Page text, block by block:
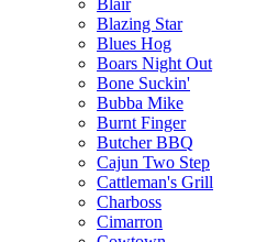
Blair
Blazing Star
Blues Hog
Boars Night Out
Bone Suckin'
Bubba Mike
Burnt Finger
Butcher BBQ
Cajun Two Step
Cattleman's Grill
Charboss
Cimarron